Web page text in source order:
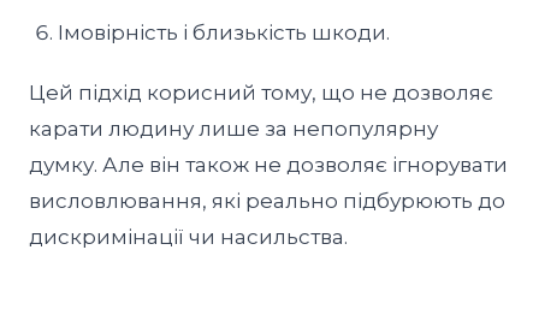
Імовірність і близькість шкоди.
Цей підхід корисний тому, що не дозволяє
карати людину лише за непопулярну
думку. Але він також не дозволяє ігнорувати
висловлювання, які реально підбурюють до
дискримінації чи насильства.